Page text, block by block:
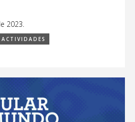
2023.
ACTIVIDADES